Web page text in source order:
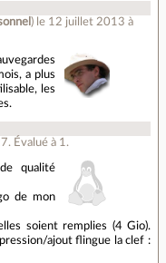
) le 12 juillet 2013 à
a plus
les
. Évalué à 1.
qualité
de mon
soient remplies (4 Gio).
ajout flingue la clef :